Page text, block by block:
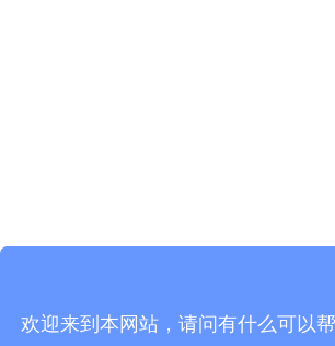
欢迎来到本网站，请问有什么可以